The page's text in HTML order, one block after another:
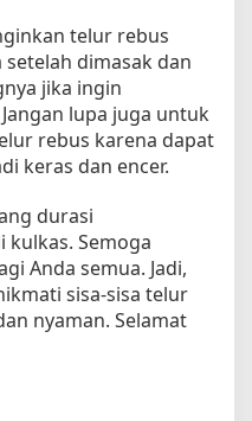
telur rebus
dimasak dan
jika ingin
lupa juga untuk
rebus karena dapat
keras dan encer.
durasi
Semoga
Anda semua. Jadi,
sisa-sisa telur
nyaman. Selamat